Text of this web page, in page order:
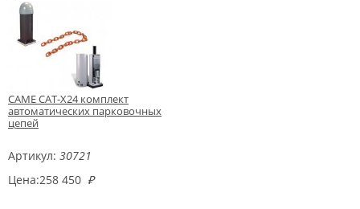
CAME CAT-X24 комплект
автоматических парковочных
цепей
Артикул: 30721
Цена:258 450 ₽